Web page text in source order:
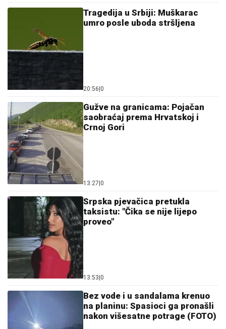
Tragedija u Srbiji: Muškarac
umro posle uboda stršljena
20:56 0
Gužve na granicama: Pojačan
saobraćaj prema Hrvatskoj i
Crnoj Gori
13:27 0
Srpska pjevačica pretukla
taksistu: "Čika se nije lijepo
proveo"
13:53 0
Bez vode i u sandalama krenuo
na planinu: Spasioci ga pronašli
nakon višesatne potrage (FOTO)